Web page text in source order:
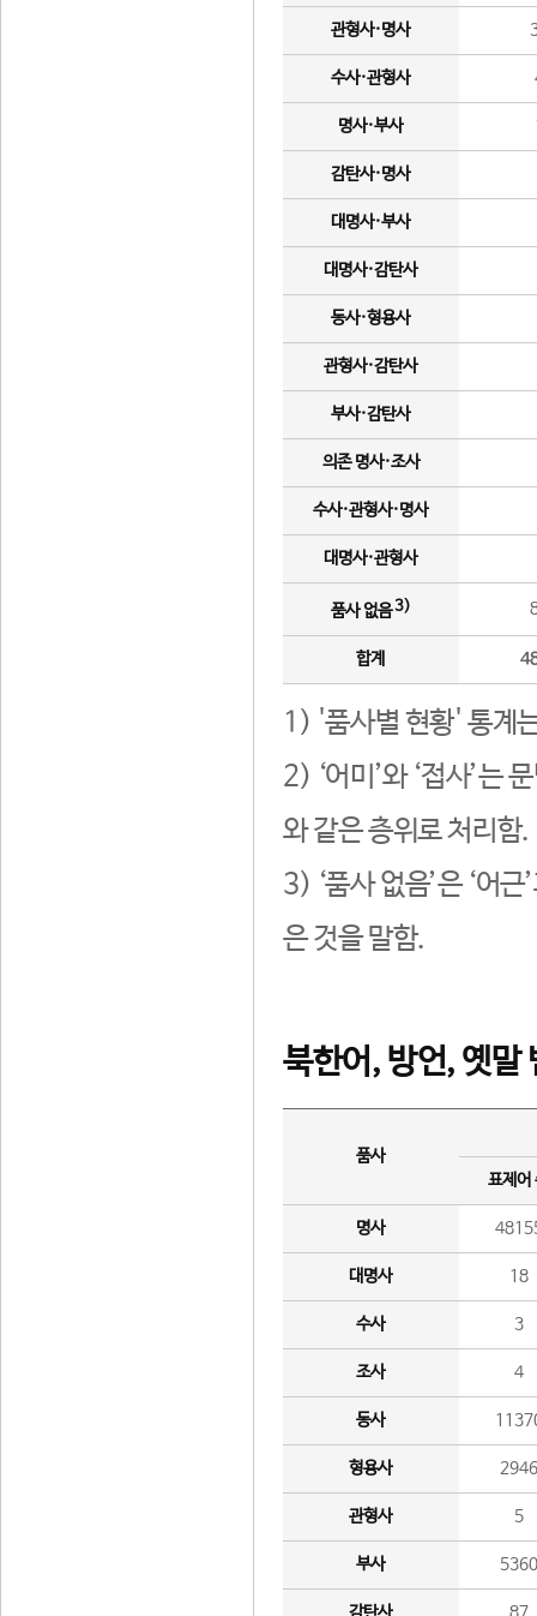
관형사·명사
수사·관형사
명사·부사
감탄사·명사
대명사·부사
대명사·감탄사
동사·형용사
관형사·감탄사
부사·감탄사
의존 명사·조사
수사·관형사·명사
대명사·관형사
품사 없음3)
합계
1) '품사별 현황' 통계
2) ‘어미’와 ‘접사’는
와 같은 층위로 처리함.
3) ‘품사 없음’은 ‘어
은 것을 말함.
북한어, 방언, 옛말
품사
표제어
명사
대명사 18
수사 3
조사 4
동사
형용사 2946
관형사 5
부사 5360
감탄사 87